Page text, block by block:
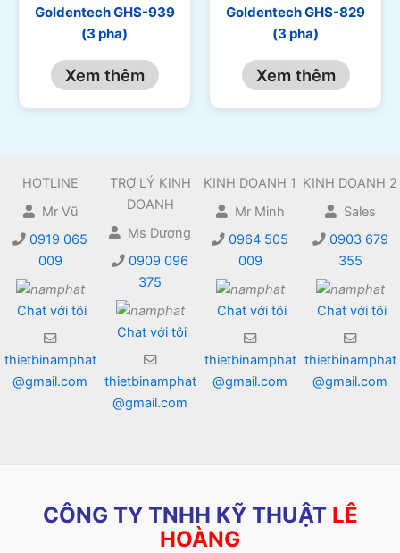
Goldentech GHS-939
(3 pha)
Xem thêm
Goldentech GHS-829
(3 pha)
Xem thêm
HOTLINE
Mr Vũ
0919 065
009
Chat với tôi
thietbinamphat
@gmail.com
TRỢ LÝ KINH
DOANH
Ms Dương
0909 096
375
Chat với tôi
thietbinamphat
@gmail.com
KINH DOANH 1
Mr Minh
0964 505
009
Chat với tôi
thietbinamphat
@gmail.com
KINH DOANH 2
Sales
0903 679
355
Chat với tôi
thietbinamphat
@gmail.com
CÔNG TY TNHH KỸ THUẬT LÊ
HOÀNG